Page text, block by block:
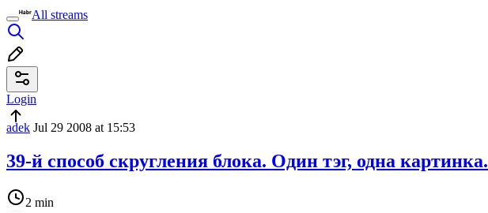
All streams
Login
adek Jul 29 2008 at 15:53
39-й способ скругления блока. Один тэг, одна картинка.
2 min